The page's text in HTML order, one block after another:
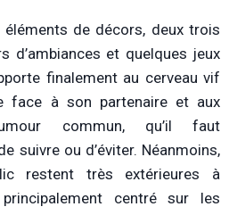
de décors, deux trois
d’ambiances et quelques jeux
finalement au cerveau vif
face à son partenaire et aux
commun, qu’il faut
suivre ou d’éviter. Néanmoins,
restent très extérieures à
centré sur les